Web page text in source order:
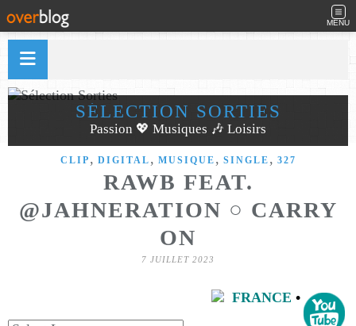
MENU
SÉLECTION SORTIES
Passion 💖 Musiques 🎶 Loisirs
CLIP , DIGITAL , MUSIQUE , SINGLE , 327
RAWB FEAT.
@JAHNERATION ○ CARRY
ON
7 JUILLET 2023
FRANCE •